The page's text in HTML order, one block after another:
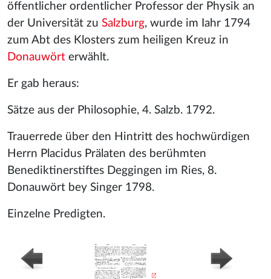
öffentlicher ordentlicher Professor der Physik an
der Universität zu Salzburg, wurde im Iahr 1794
zum Abt des Klosters zum heiligen Kreuz in
Donauwört erwählt.
Er gab heraus:
Sätze aus der Philosophie, 4. Salzb. 1792.
Trauerrede über den Hintritt des hochwürdigen
Herrn Placidus Prälaten des berühmten
Benediktinerstiftes Deggingen im Ries, 8.
Donauwört bey Singer 1798.
Einzelne Predigten.